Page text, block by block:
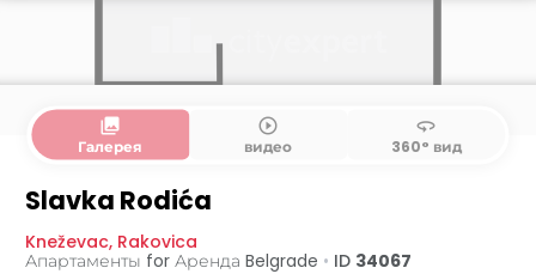
collections
Галерея
play_circle_outline
видео
360
360° вид
Slavka Rodića
Kneževac, Rakovica
Апартаменты for Аренда Belgrade • ID 34067